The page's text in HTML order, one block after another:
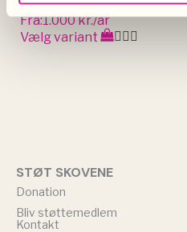
Bliv Sponsor af
Fra:1.000 kr./år
Vælg variant
STØT SKOVENE
Donation
Bliv støttemedlem
Kontakt